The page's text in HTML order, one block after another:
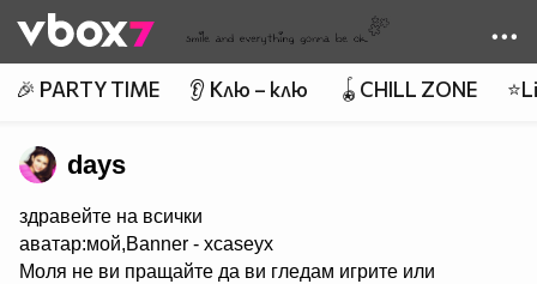
👾
🎉 PARTY TIME 👂 Клю – клю 🪀CHILL ZONE
days
здравейте на всички
аватар:мой,Banner - xcaseyx
Моля не ви пращайте да ви гледам игрите или